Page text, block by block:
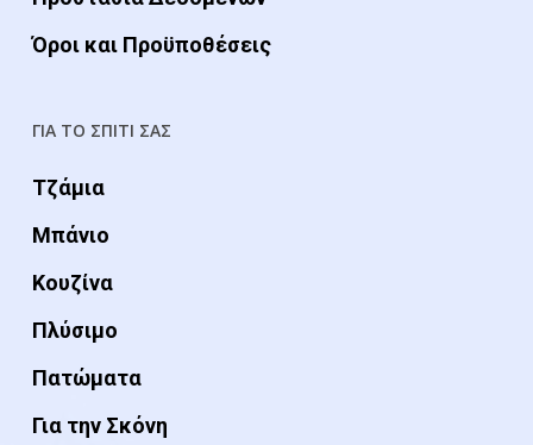
Όροι και Προϋποθέσεις
ΓΙΑ ΤΟ ΣΠΙΤΙ ΣΑΣ
Τζάμια
Μπάνιο
Κουζίνα
Πλύσιμο
Πατώματα
Για την Σκόνη